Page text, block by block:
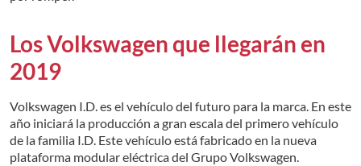
Los Volkswagen que llegarán en
2019
Volkswagen I.D. es el vehículo del futuro para la marca. En este
año iniciará la producción a gran escala del primero vehículo
de la familia I.D. Este vehículo está fabricado en la nueva
plataforma modular eléctrica del Grupo Volkswagen.